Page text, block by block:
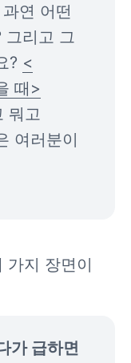
연 어떤
그리고 그
? <
때>
뭐고
여러분이
가지 장면이
가 급하면